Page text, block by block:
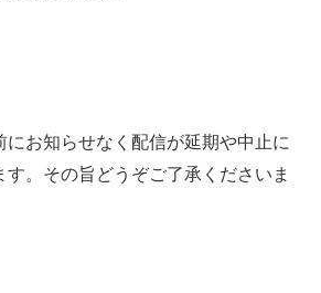
お知らせなく配信が延期や中止に
す。その旨どうぞご了承くださいま